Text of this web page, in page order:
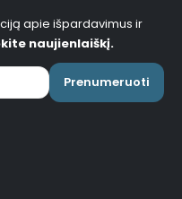
apie išpardavimus ir
naujienlaiškį.
Prenumeruoti